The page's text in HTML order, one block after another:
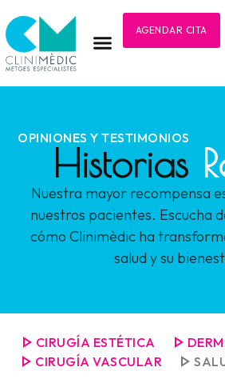
AGENDAR CITA
OPINIONES Y TESTIMONIOS
Historias
Nuestra mayor recompensa
nuestros pacientes. Escucha
cómo Clinimèdic ha
salud y su
CIRUGÍA ESTÉTICA
CIRUGÍA VASCULAR